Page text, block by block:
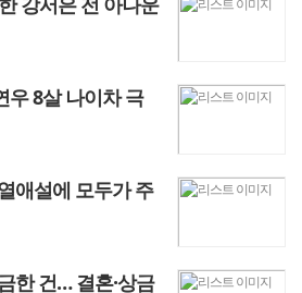
우 8살 나이차 극
애설에 모두가 주
한 건… 결혼·상금